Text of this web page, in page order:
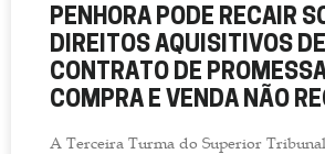
PENHORA PODE RECAIR
DIREITOS AQUISITIVOS DE
CONTRATO DE
COMPRA E VENDA NÃO
A Terceira Turma do Superior Tribunal